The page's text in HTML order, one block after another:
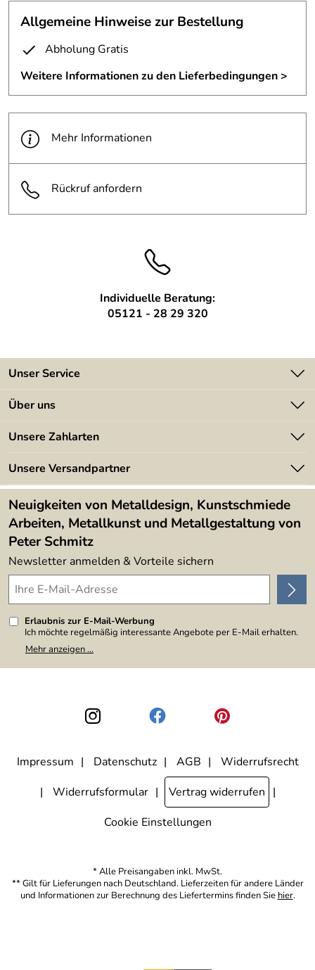
Die Radsätze haben doch ihre eigene Logic. Es hat ein
Weichen gedauert, bis wir das System versanden haben.
Allgemeine Hinweise zur Bestellung
Abholung Gratis
Weitere Informationen zu den Lieferbedingungen >
Mehr Informationen
Rückruf anfordern
Individuelle Beratung:
05121 - 28 29 320
Unser Service
Kontakt
Kundeninformationen
Newsletter
Lieferbedingungen
Über uns
Angebote
Kundenbewertungen (394)
4,9/5
Unsere Zahlarten
Unsere Versandpartner
Neuigkeiten von Metalldesign, Kunstschmiede
Arbeiten, Metallkunst und Metallgestaltung von
Peter Schmitz
Newsletter anmelden & Vorteile sichern
Erlaubnis zur E-Mail-Werbung
Ich möchte regelmäßig interessante Angebote per E-Mail erhalten.
Meine E-Mail-Adresse wird nicht an andere Unternehmen
weitergegeben. Zu statistischen Zwecken wird in anonymer Form
den Link "Abmelden" am Ende des Newsletters anklicke. Die
Datenschutzerklärung
habe ich zur Kenntnis genommen.
Mehr anzeigen ...
Impressum Datenschutz AGB
Widerrufsrecht
Widerrufsformular
Vertrag widerrufen
Cookie Einstellungen
* Alle Preisangaben inkl. MwSt.
** Gilt für Lieferungen nach Deutschland. Lieferzeiten für andere Länder
und Informationen zur Berechnung des Liefertermins finden Sie hier.